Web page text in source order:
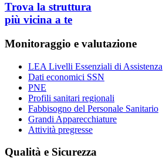
Trova la struttura
più vicina a te
Monitoraggio e valutazione
LEA Livelli Essenziali di Assistenza
Dati economici SSN
PNE
Profili sanitari regionali
Fabbisogno del Personale Sanitario
Grandi Apparecchiature
Attività pregresse
Qualità e Sicurezza